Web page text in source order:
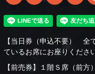
【当日券（申込不要） 全
ているお席にお座りくださ
【前売券】１階Ｓ席（前方